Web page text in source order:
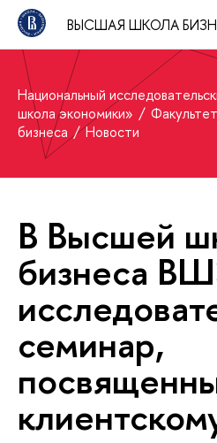
ВЫСШАЯ ШКОЛА
Национальный
школа экономики»
бизнеса
Новости
В Высшей
бизнеса
семинар,